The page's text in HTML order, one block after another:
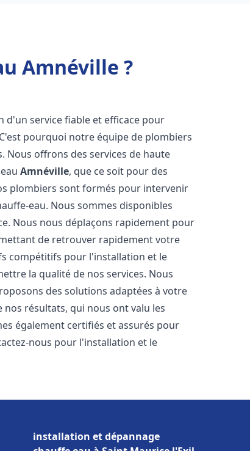
Amnéville ?
d'un service fiable et efficace pour
pourquoi notre équipe de plombiers
Nous offrons des services de haute
Amnéville, que ce soit pour des
plombiers sont formés pour intervenir
eau. Nous sommes disponibles
Nous nous déplaçons rapidement pour
de retrouver rapidement votre
compétitifs pour l'installation et le
la qualité de nos services. Nous
des solutions adaptées à votre
résultats, qui nous ont valu les
également certifiés et assurés pour
nous pour l'installation et le
installation et dépannage